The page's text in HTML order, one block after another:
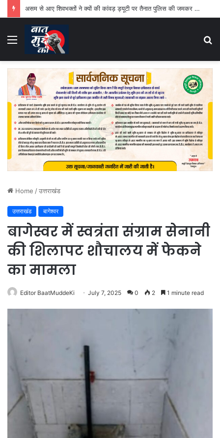
असम से आए शिवभक्तों ने क्यों की कांवड़ ड्यूटी पर तैनात पुलिस की जमकर तारीफ
Menu
Home /उत्तराखंड
उत्तराखंड बागेश्वर
बागेस्वर में स्वत्रंता संग्राम सेनानी
की शिलापट शौचालय में फेकने
का मामला
Editor BaatMuddeKi July 7, 2025 0 2 1 minute read